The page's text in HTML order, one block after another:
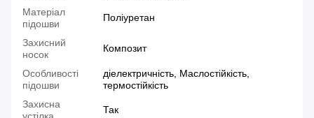
Матеріал
підошви
Поліуретан
Захисний
носок
Композит
Особливості
підошви
діелектричність, Маслостійкість,
термостійкість
Захисна
Так